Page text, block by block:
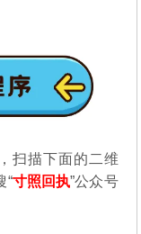
扫描下面的二维
“寸照回执”公众号